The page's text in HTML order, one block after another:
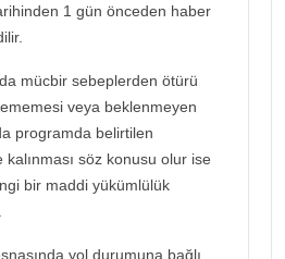
1 gün önceden haber
mücbir sebeplerden ötürü
veya beklenmeyen
programda belirtilen
söz konusu olur ise
bir maddi yükümlülük
yol durumuna bağlı